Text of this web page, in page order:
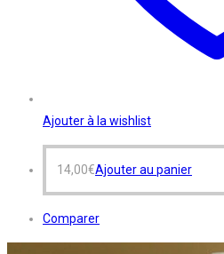
Ajouter à la wishlist
14,00€Ajouter au panier
Comparer